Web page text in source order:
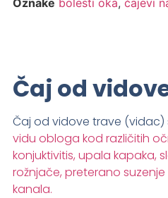
Čaj od
Čaj od vidove trave (vidac)
vidu obloga kod različitih
konjuktivitis, upala kapaka,
rožnjače, preterano
kanala.